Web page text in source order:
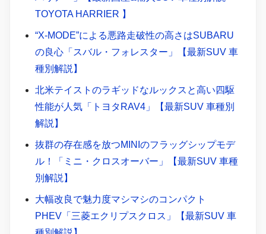
TOYOTA HARRIER 】
“X-MODE”による悪路走破性の高さはSUBARU
の良心「スバル・フォレスター」【最新SUV 車
種別解説】
北米テイストのラギッドなルックスと高い四駆
性能が人気「トヨタRAV4」【最新SUV 車種別
解説】
抜群の存在感を放つMINIのフラッグシップモデ
ル！「ミニ・クロスオーバー」【最新SUV 車種
別解説】
大幅改良で魅力度マシマシのコンパクト
PHEV「三菱エクリプスクロス」【最新SUV 車